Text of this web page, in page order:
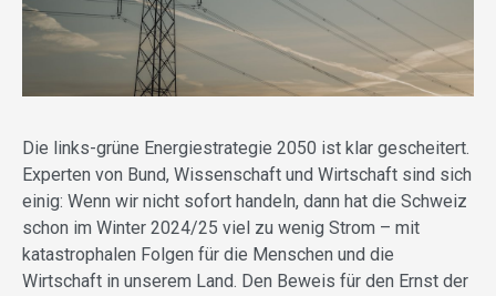
Die links-grüne Energiestrategie 2050 ist klar gescheitert.
Experten von Bund, Wissenschaft und Wirtschaft sind sich
einig: Wenn wir nicht sofort handeln, dann hat die Schweiz
schon im Winter 2024/25 viel zu wenig Strom – mit
katastrophalen Folgen für die Menschen und die
Wirtschaft in unserem Land. Den Beweis für den Ernst der